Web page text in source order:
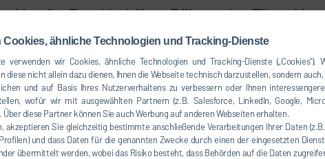
Cookies, ähnliche Technologien und Tracking-Dienste
verwenden wir Cookies, ähnliche Technologien und Tracking-Dienste („Cookies“).
diese nicht allein dazu dienen, Ihnen die Webseite technisch darzustellen, sondern
und auf Basis Ihres Nutzerverhaltens zu verbessern oder Ihnen
wofür wir mit ausgewählten Partnern (z.B. Salesforce, LinkedIn, Google,
diese Partner können Sie auch Werbung auf anderen Webseiten erhalten.
akzeptieren Sie gleichzeitig bestimmte anschließende Verarbeitungen Ihrer Daten
und dass Daten für die genannten Zwecke durch einen der eingesetzten
übermittelt werden, wobei das Risiko besteht, dass Behörden auf die Daten
Ventile, Druckbehälter, Rührwerke, Filter,